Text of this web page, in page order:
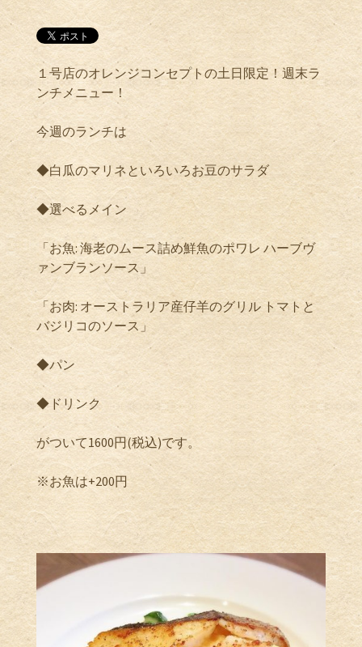
１号店のオレンジコンセプトの土日限定！週末ラ
ンチメニュー！
今週のランチは
◆白瓜のマリネといろいろお豆のサラダ
◆選べるメイン
「お魚: 海老のムース詰め鮮魚のポワレ ハーブヴ
ァンブランソース」
「お肉: オーストラリア産仔羊のグリル トマトと
バジリコのソース」
◆パン
◆ドリンク
がついて1600円(税込)です。
※お魚は+200円